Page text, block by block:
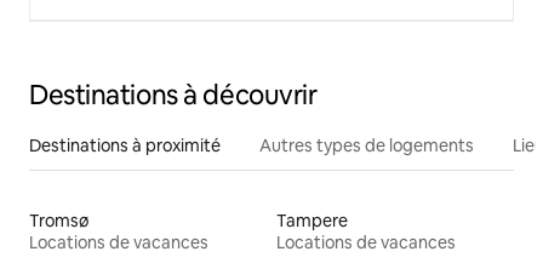
Destinations à découvrir
Destinations à proximité Autres types de logements
Tromsø
Locations de vacances
Tampere
Locations de vacances